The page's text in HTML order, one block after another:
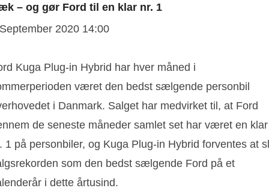
– og gør Ford til en klar nr. 1
2020 14:00
Kuga Plug-in Hybrid har hver måned i
været den bedst sælgende personbil
i Danmark. Salget har medvirket til, at Ford
de seneste måneder samlet set har været en klar
1 på personbiler, og Kuga Plug-in Hybrid forventes at
som den bedst sælgende Ford på et
i dette årtusind.